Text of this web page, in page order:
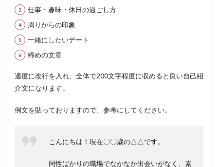
仕事・趣味・休日の過ごし方
周りからの印象
一緒にしたいデート
締めの文章
適度に改行を入れ、全体で200文字程度に収めると良い自己紹
介文になります。
例文を貼っておりますので、参考にしてください。
こんにちは！現在〇〇歳の△△です。
同性ばかりの職場でなかなか出会いがなく、素